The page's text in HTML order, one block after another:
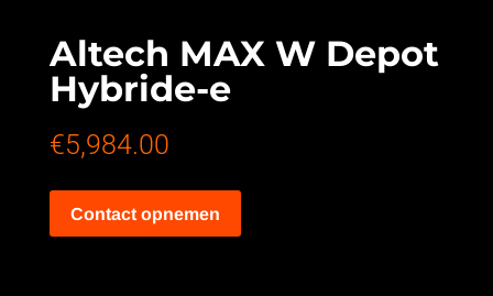
Altech MAX W Depot
Hybride-e
€5,984.00
Contact opnemen